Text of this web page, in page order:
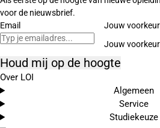
voor de nieuwsbrief.
Email
Jouw
Houd mij op de hoogte
Over LOI
Algemeen
Service
Studiekeuze